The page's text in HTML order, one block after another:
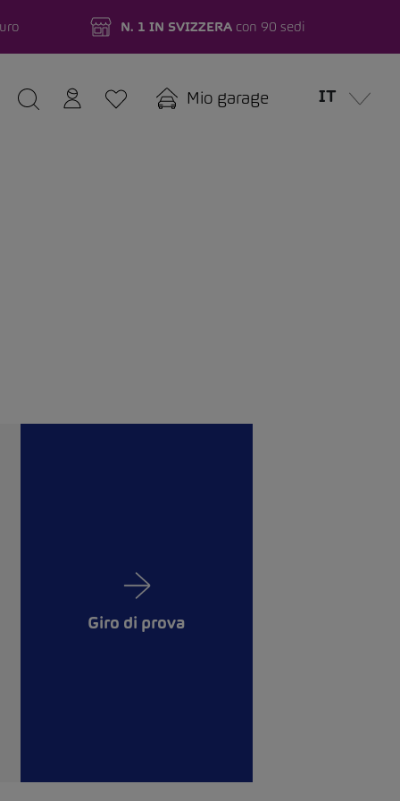
N. 1 IN SVIZZERAcon 90 sedi
Mio garage IT
Giro di prova